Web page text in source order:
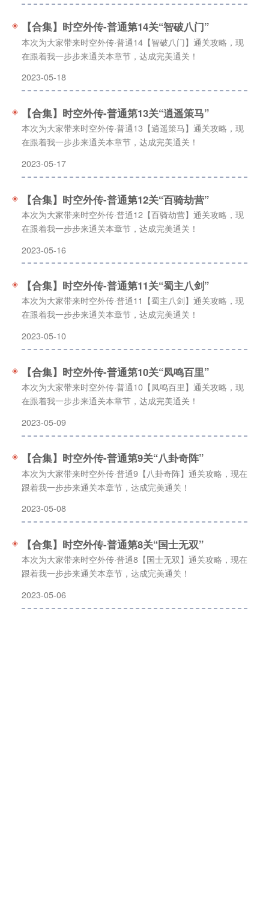
【合集】时空外传-普通第14关“智破八门”
本次为大家带来时空外传·普通14【智破八门】通关攻略，现
在跟着我一步步来通关本章节，达成完美通关！
2023-05-18
【合集】时空外传-普通第13关“逍遥策马”
本次为大家带来时空外传·普通13【逍遥策马】通关攻略，现
在跟着我一步步来通关本章节，达成完美通关！
2023-05-17
【合集】时空外传-普通第12关“百骑劫营”
本次为大家带来时空外传·普通12【百骑劫营】通关攻略，现
在跟着我一步步来通关本章节，达成完美通关！
2023-05-16
【合集】时空外传-普通第11关“蜀主八剑”
本次为大家带来时空外传·普通11【蜀主八剑】通关攻略，现
在跟着我一步步来通关本章节，达成完美通关！
2023-05-10
【合集】时空外传-普通第10关“凤鸣百里”
本次为大家带来时空外传·普通10【凤鸣百里】通关攻略，现
在跟着我一步步来通关本章节，达成完美通关！
2023-05-09
【合集】时空外传-普通第9关“八卦奇阵”
本次为大家带来时空外传·普通9【八卦奇阵】通关攻略，现在
跟着我一步步来通关本章节，达成完美通关！
2023-05-08
【合集】时空外传-普通第8关“国士无双”
本次为大家带来时空外传·普通8【国士无双】通关攻略，现在
跟着我一步步来通关本章节，达成完美通关！
2023-05-06